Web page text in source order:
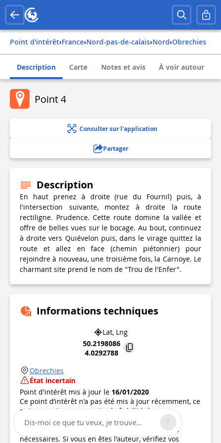
Point d'intérêt› france› nord-pas-de-calais› nord› obrechies
Description Carte Notes et avis À voir autour
Point 4
Consulter sur l'application
Partager
Description
En haut prenez à droite (rue du Fournil) puis, à
l'intersection suivante, montez à droite la route
rectiligne. Prudence. Cette route domine la vallée et
offre de belles vues sur le bocage. Au bout, continuez
à droite vers Quiévelon puis, dans le virage quittez la
route et allez en face (chemin piétonnier) pour
rejoindre à nouveau, une troisième fois, la Carnoye. Le
charmant site prend le nom de "Trou de l'Enfer".
Informations techniques
Lat, Lng
50.2198086
4.0292788
Obrechies
État incertain
Point d'intérêt mis à jour le 16/01/2020
Ce point d’intérêt n'a pas été mis à jour récemment, ce
qui pourrait compromettre la fiabilité de ces
informations. Nous vous recommandons de vous
renseigner et de prendre toutes les précautions
nécessaires. Si vous en êtes l'auteur, vérifiez vos
Dis-moi ce que tu veux, je trouve...